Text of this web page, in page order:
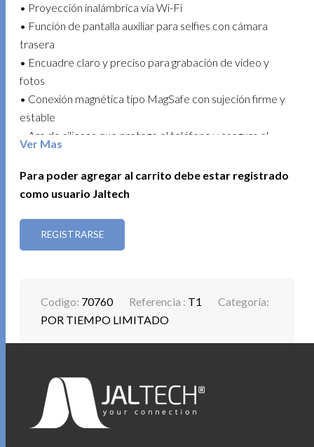
• Proyección inalámbrica vía Wi-Fi
• Función de pantalla auxiliar para selfies con cámara
trasera
• Encuadre claro y preciso para grabación de video y
fotos
• Conexión magnética tipo MagSafe con sujeción firme y
estable
• Aro de silicona que protege el teléfono y asegura el
• Diseño compacto y portátil tipo mini proyector de
bolsillo
• Uso intuitivo, no requiere aplicaciones adicionales
comodidad.
Ver Mas
Para poder agregar al carrito debe estar registrado
como usuario Jaltech
REGISTRARSE
Codigo: 70760 Referencia : T1
Categoría:
POR TIEMPO LIMITADO